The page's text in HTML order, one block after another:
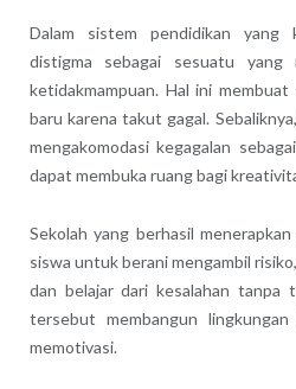
Dalam sistem pendidikan yang
distigma sebagai sesuatu yang
ketidakmampuan. Hal ini
baru karena takut gagal.
mengakomodasi kegagalan
dapat membuka ruang bagi
Sekolah yang berhasil
siswa untuk berani mengambil
dan belajar dari kesalahan tanpa
tersebut membangun
memotivasi.